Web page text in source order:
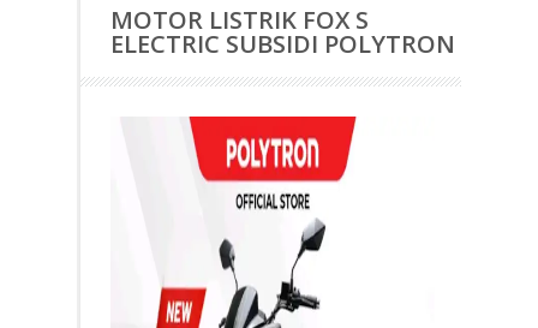
MOTOR LISTRIK FOX S
ELECTRIC SUBSIDI POLYTRON